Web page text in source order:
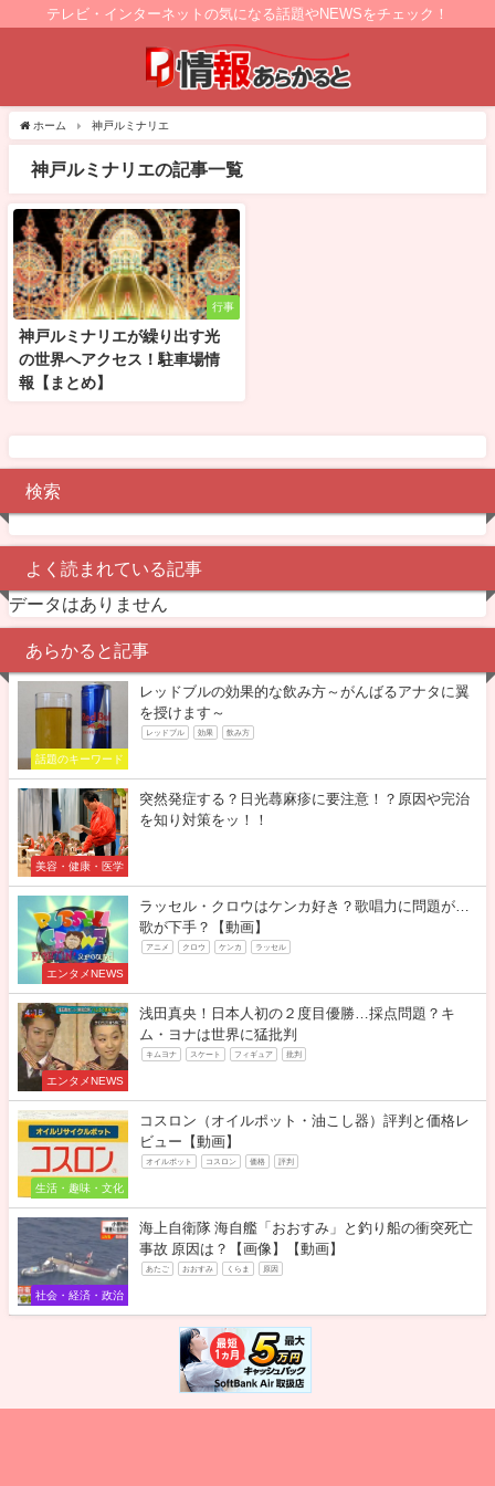
テレビ・インターネットの気になる話題やNEWSをチェック！
ホーム 神戸ルミナリエ
神戸ルミナリエの記事一覧
行事
神戸ルミナリエが繰り出す光
の世界へアクセス！駐車場情
報【まとめ】
検索
よく読まれている記事
データはありません
あらかると記事
話題のキーワード
レッドブルの効果的な飲み方～がんばるアナタに翼
を授けます～
レッドブル 効果 飲み方
美容・健康・医学
突然発症する？日光蕁麻疹に要注意！？原因や完治
を知り対策をッ！！
エンタメNEWS
ラッセル・クロウはケンカ好き？歌唱力に問題が…
歌が下手？【動画】
アニメ クロウ ケンカ ラッセル
エンタメNEWS
浅田真央！日本人初の２度目優勝…採点問題？キ
ム・ヨナは世界に猛批判
キムヨナ スケート フィギュア 批判
生活・趣味・文化
コスロン（オイルポット・油こし器）評判と価格レ
ビュー【動画】
オイルポット コスロン 価格 評判
社会・経済・政治
海上自衛隊 海自艦「おおすみ」と釣り船の衝突死亡
事故 原因は？【画像】【動画】
あたご おおすみ くらま 原因